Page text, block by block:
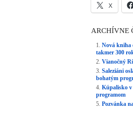
X
ARCHÍVNE
Nová kniha
takmer 300
Vianočný
Saleziáni
bohatým
Kúpalisko v
programom
Pozvánka